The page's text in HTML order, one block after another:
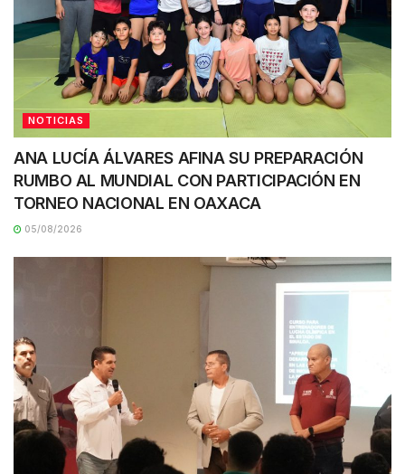
NOTICIAS
ANA LUCÍA ÁLVARES AFINA SU PREPARACIÓN
RUMBO AL MUNDIAL CON PARTICIPACIÓN EN
TORNEO NACIONAL EN OAXACA
05/08/2026